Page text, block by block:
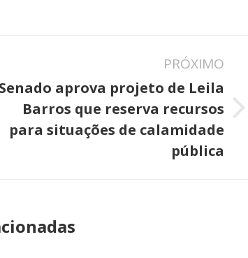
PRÓXIMO
Próximo
post:
Senado aprova projeto de Leila
Barros que reserva recursos
para situações de calamidade
pública